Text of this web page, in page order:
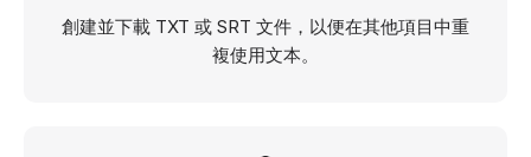
創建並下載 TXT 或 SRT 文件，以便在其他項目中重
複使用文本。